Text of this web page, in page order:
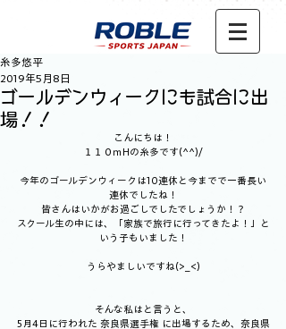
ゴールデンウィークにも試合に出
場！！
糸多悠平
2019年5月8日
こんにちは！
１１０ｍHの糸多です(^^)/
今年のゴールデンウィークは10連休と今までで一番長い
連休でしたね！
皆さんはいかがお過ごしでしたでしょうか！？
スクール生の中には、「家族で旅行に行ってきたよ！」と
いう子もいました！
うらやましいですね(>_<)
そんな私はと言うと、
5月4日に行われた 奈良県選手権 に出場するため、奈良県